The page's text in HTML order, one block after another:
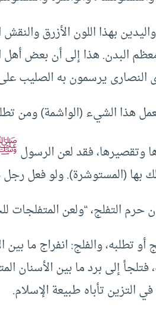
بهذا اللون الأزرق
البدن. هذا إلى أن بعض أهل
النصارى يرسمون به الصليب
هذا الشيء (الواشمة) ومن
وتقصيرها، فقد لعن الرسول
بها (المستوشرة). ولو فعل
التفلج، “ولعن المتفلجات
تطلبه، والفلج: انفراج ما بين
إلى برد ما بين الأسنان
التزين تأباه طبيعة الإسلام.